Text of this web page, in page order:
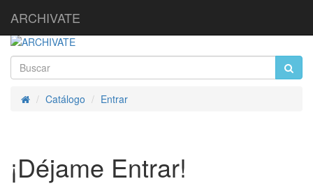
ARCHIVATE
InicioCatálogo Entrar
¡Déjame Entrar!